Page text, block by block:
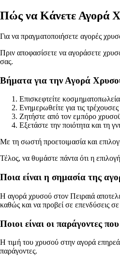
Πώς να Κάνετε Αγορά
Για να πραγματοποιήσετε αγορές
Πριν αποφασίσετε να αγοράσετε
σας.
Βήματα για την Αγορά
Επισκεφτείτε
Ενημερωθείτε για τις
Ζητήστε από τον εμπόρο
Εξετάστε την ποιότητα και τη
Με τη σωστή προετοιμασία και
Τέλος, να θυμάστε πάντα ότι η
Ποια είναι η σημασία της
Η αγορά χρυσού στον Πειραιά
καθώς και να προβεί σε επενδύσεις
Ποιοι είναι οι παράγοντες
Η τιμή του χρυσού στην αγορά
παράγοντες.